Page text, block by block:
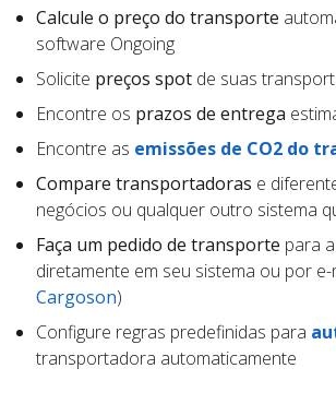
Calcule o preço do transporte
software Ongoing
Solicite preços spot de suas
Encontre os prazos de entrega
Encontre as emissões de CO2 do
Compare transportadoras e
negócios ou qualquer outro sistema
Faça um pedido de transporte para
diretamente em seu sistema ou por
Cargoson)
Configure regras predefinidas para
transportadora automaticamente